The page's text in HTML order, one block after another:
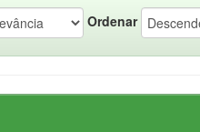
Ordenar